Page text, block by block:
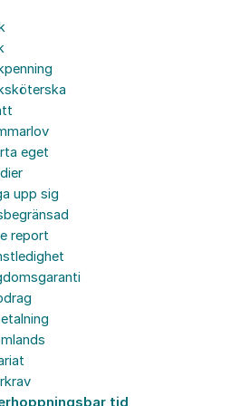
eget
upp sig
report
tid